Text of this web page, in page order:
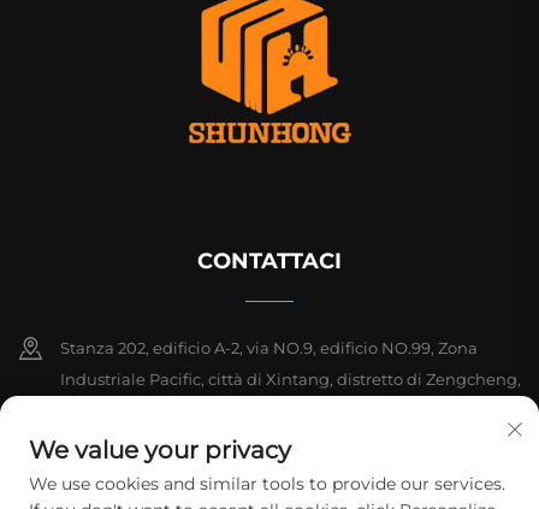
CONTATTACI
Stanza 202, edificio A-2, via NO.9, edificio NO.99, Zona
Industriale Pacific, città di Xintang, distretto di Zengcheng,
+86-18925142858
We value your privacy
We use cookies and similar tools to provide our services.